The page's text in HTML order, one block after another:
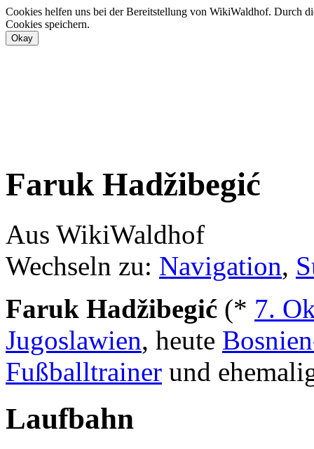
Cookies helfen uns bei der Bereitstellung von WikiWaldhof. Durch
Cookies speichern.
Faruk Hadžibegić
Aus WikiWaldhof
Wechseln zu: Navigation,
Faruk Hadžibegić (* 7.
Jugoslawien, heute
Fußballtrainer und
Laufbahn